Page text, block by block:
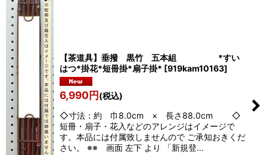
【茶道具】垂撥 黒竹 五本組 *すい
はつ*掛花*短冊掛*扇子掛* [919kam10163]
6,990円(税込)
◇寸法：約 巾8.0cm × 長さ88.0cm ◇
短冊・扇子・花入などのアレンジはイメージで
す。本品には付属致しませんので ご承知おきくだ
さい。 ※※ 画面 左下 より 「新規登…